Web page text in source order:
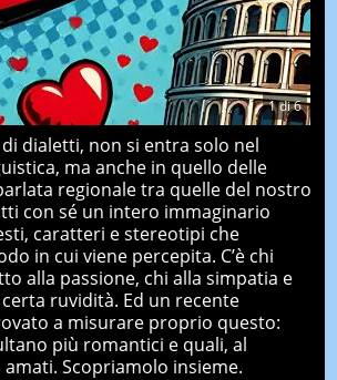
1di6
dialetti, non si entra solo nel
ma anche in quello delle
regionale tra quelle del nostro
con sé un intero immaginario
caratteri e stereotipi che
in cui viene percepita. C’è chi
alla passione, chi alla simpatia e
ruvidità. Ed un recente
a misurare proprio questo:
più romantici e quali, al
Scopriamolo insieme.